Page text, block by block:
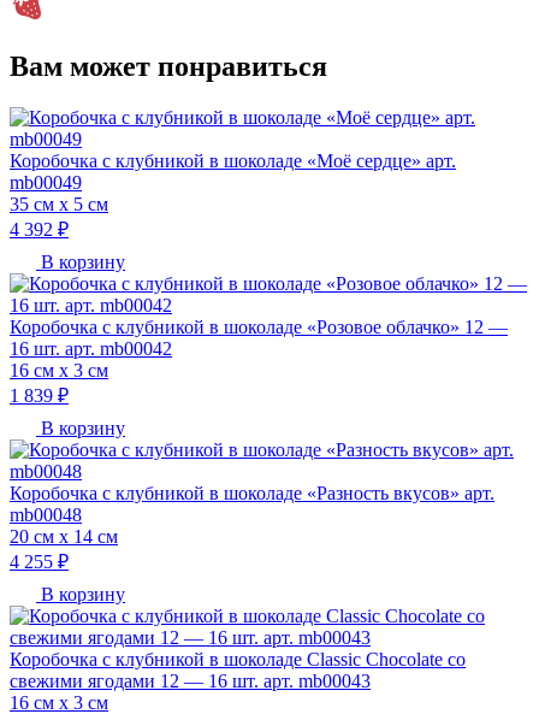
Вам может понравиться
Коробочка с клубникой в шоколаде «Моё сердце» арт.
mb00049
35 см х 5 см
4 392 ₽
В корзину
Коробочка с клубникой в шоколаде «Розовое облачко» 12 —
16 шт. арт. mb00042
16 см х 3 см
1 839 ₽
В корзину
Коробочка с клубникой в шоколаде «Разность вкусов» арт.
mb00048
20 см х 14 см
4 255 ₽
В корзину
Коробочка с клубникой в шоколаде Classic Chocolate со
свежими ягодами 12 — 16 шт. арт. mb00043
16 см х 3 см